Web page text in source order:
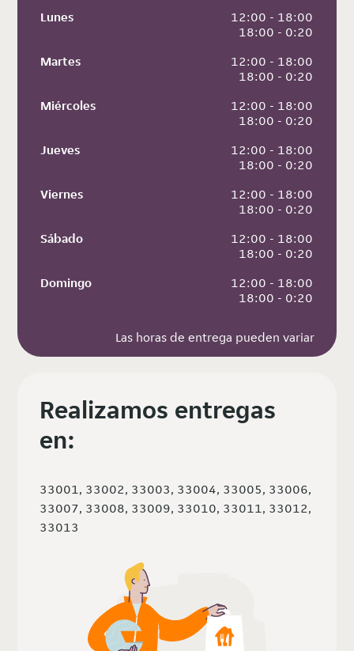
Lunes
12:00 - 18:00
18:00 - 0:20
Martes
12:00 - 18:00
18:00 - 0:20
Miércoles
12:00 - 18:00
18:00 - 0:20
Jueves
12:00 - 18:00
18:00 - 0:20
Viernes
12:00 - 18:00
18:00 - 0:20
Sábado
12:00 - 18:00
18:00 - 0:20
Domingo
12:00 - 18:00
18:00 - 0:20
Las horas de entrega pueden variar
Realizamos entregas
en:
33001, 33002, 33003, 33004, 33005, 33006,
33007, 33008, 33009, 33010, 33011, 33012,
33013